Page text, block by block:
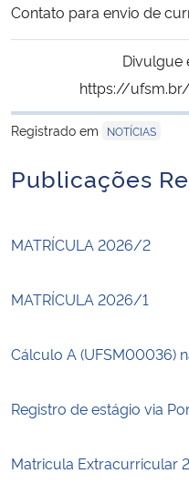
Banco Central do Brasil
Planalto
Contato para envio de
Divulgue
https://
Registrado em
NOTÍCIAS
Publicações
MATRÍCULA 2026/2
MATRÍCULA 2026/1
Cálculo A (UFSM00036)
Registro de estágio via
Matricula Extracurricular